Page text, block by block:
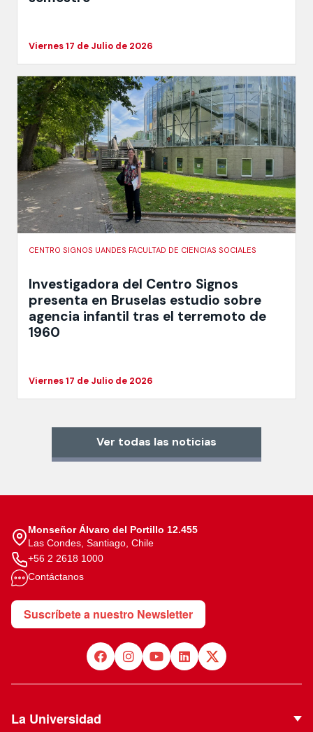
Viernes 17 de Julio de 2026
CENTRO SIGNOS UANDES FACULTAD DE CIENCIAS SOCIALES
Investigadora del Centro Signos
presenta en Bruselas estudio sobre
agencia infantil tras el terremoto de
1960
Viernes 17 de Julio de 2026
Ver todas las noticias
Monseñor Álvaro del Portillo 12.455
Las Condes, Santiago, Chile
+56 2 2618 1000
Contáctanos
Suscríbete a nuestro Newsletter
La Universidad